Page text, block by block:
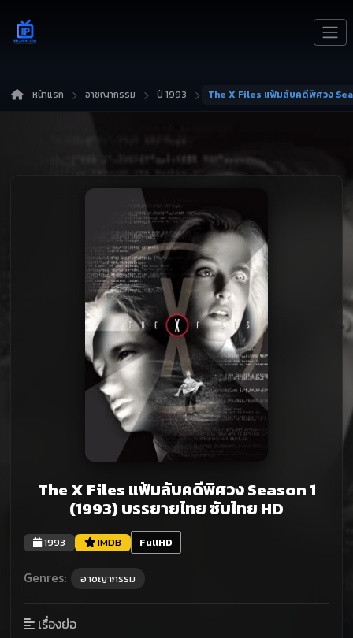
หน้าแรก อาชญากรรม ปี 1993
The X Files แฟ้มลับคดีพิศวง Season 1
(1993) บรรยายไทย ซับไทย HD
1993 IMDB FullHD
Genres: อาชญากรรม
เรื่องย่อ